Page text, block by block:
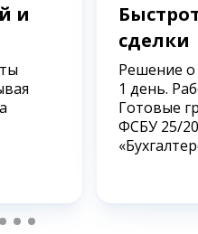
и
сделки
Решение
1 день.
Готовые
ФСБУ 25/